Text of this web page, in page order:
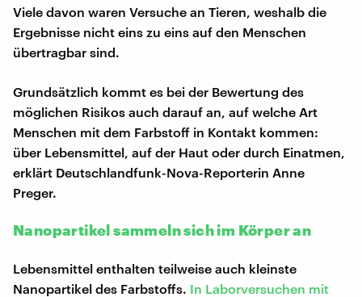
Viele davon waren Versuche an Tieren, weshalb die
Ergebnisse nicht eins zu eins auf den Menschen
übertragbar sind.
Grundsätzlich kommt es bei der Bewertung des
möglichen Risikos auch darauf an, auf welche Art
Menschen mit dem Farbstoff in Kontakt kommen:
über Lebensmittel, auf der Haut oder durch Einatmen,
erklärt Deutschlandfunk-Nova-Reporterin Anne
Preger.
Nanopartikel sammeln sich im Körper an
Lebensmittel enthalten teilweise auch kleinste
Nanopartikel des Farbstoffs. In Laborversuchen mit